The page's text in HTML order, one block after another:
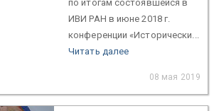
по итогам состоявшейся в
ИВИ РАН в июне 2018 г.
конференции «Исторически...
Читать далее
08 мая 2019